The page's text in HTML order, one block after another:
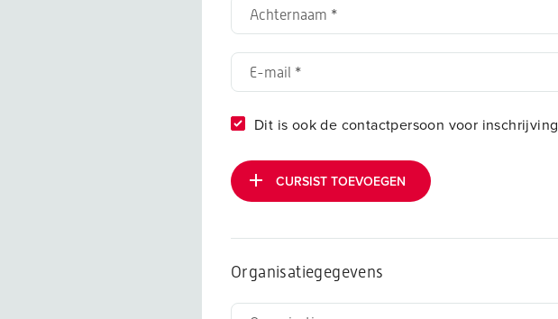
Dit is ook de contactpersoon voor inschrijving
CURSIST TOEVOEGEN
Organisatiegegevens